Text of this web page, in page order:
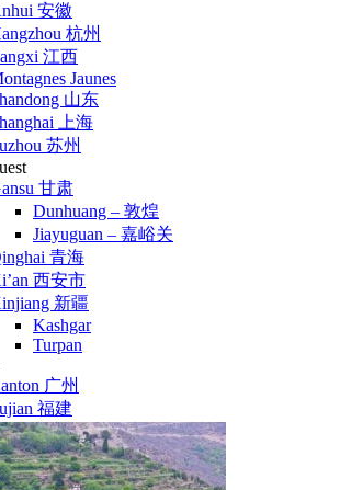
安徽
杭州
江西
Jaunes
山东
上海
苏州
甘肃
Dunhuang – 敦煌
Jiayuguan – 嘉峪关
青海
西安市
新疆
Kashgar
Turpan
广州
福建
Kong 香港
湖南
d’Hainan 海南